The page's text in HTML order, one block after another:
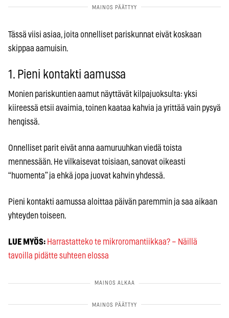
Tässä viisi asiaa, joita onnelliset pariskunnat eivät koskaan
skippaa aamuisin.
1. Pieni kontakti aamussa
Monien pariskuntien aamut näyttävät kilpajuoksulta: yksi
kiireessä etsii avaimia, toinen kaataa kahvia ja yrittää vain pysyä
hengissä.
Onnelliset parit eivät anna aamuruuhkan viedä toista
mennessään. He vilkaisevat toisiaan, sanovat oikeasti
“huomenta” ja ehkä jopa juovat kahvin yhdessä.
Pieni kontakti aamussa aloittaa päivän paremmin ja saa aikaan
yhteyden toiseen.
LUE MYÖS: Harrastatteko te mikroromantiikkaa? – Näillä
tavoilla pidätte suhteen elossa